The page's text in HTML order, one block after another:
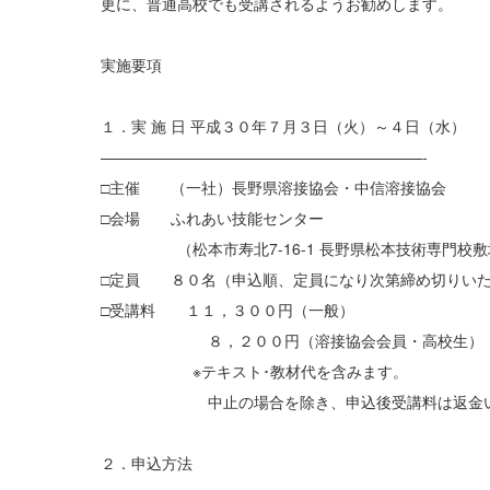
実施要項
１．実 施 日 平成３０年７月３日（火）～４日（水）
—————————————————————-
□主催 （一社）長野県溶接協会・中信溶接協会
□会場 ふれあい技能センター
（松本市寿北7-16-1 長野県松本技術専門校敷
□定員 ８０名（申込順、定員になり次第締め切りいた
□受講料 １１，３００円（一般）
８，２００円（溶接協会会員・高校生）
※テキスト･教材代を含みます。
中止の場合を除き、申込後受講料は返金い
２．申込方法